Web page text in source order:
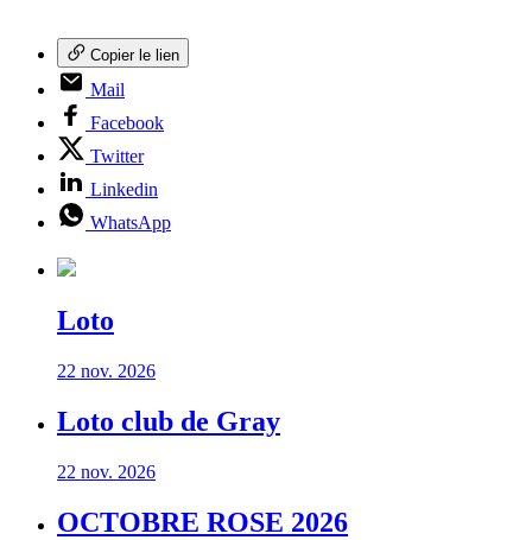
Copier le lien
Mail
Facebook
Twitter
Linkedin
WhatsApp
Loto
22 nov. 2026
Loto club de Gray
22 nov. 2026
OCTOBRE ROSE 2026